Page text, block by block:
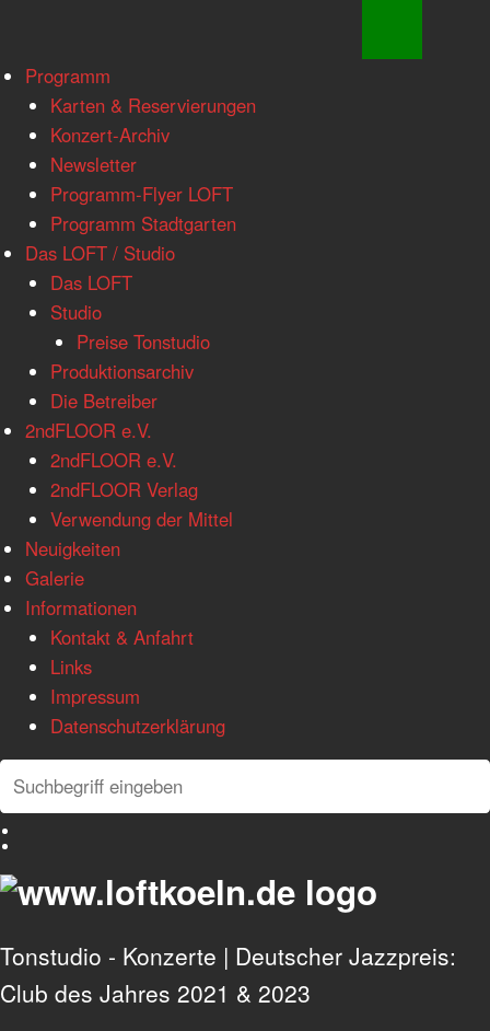
www.loftkoeln.de
navigation
Skip
content
Programm
Karten & Reservierungen
Konzert-Archiv
Newsletter
Programm-Flyer LOFT
Programm Stadtgarten
Das LOFT / Studio
Das LOFT
Studio
Preise Tonstudio
Produktionsarchiv
Die Betreiber
2ndFLOOR e.V.
2ndFLOOR e.V.
2ndFLOOR Verlag
Verwendung der Mittel
Neuigkeiten
Galerie
Informationen
Kontakt & Anfahrt
Links
Impressum
Datenschutzerklärung
Search
Search
Tonstudio - Konzerte | Deutscher Jazzpreis:
Club des Jahres 2021 & 2023